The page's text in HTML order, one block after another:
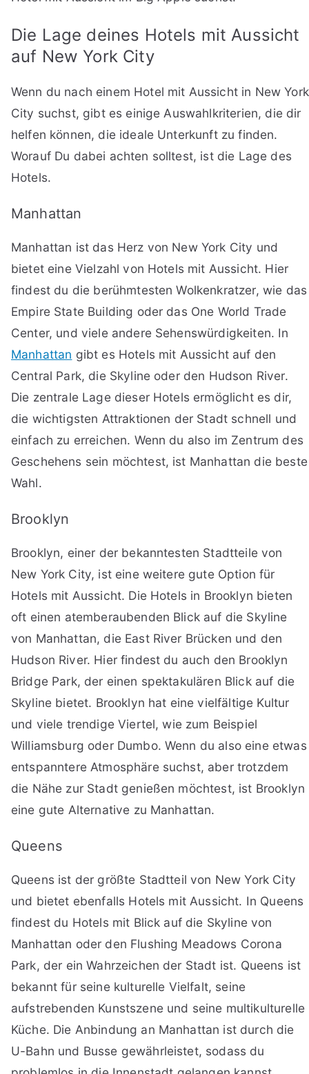
Die Lage deines Hotels mit Aussicht
auf New York City
Wenn du nach einem Hotel mit Aussicht in New York
City suchst, gibt es einige Auswahlkriterien, die dir
helfen können, die ideale Unterkunft zu finden.
Worauf Du dabei achten solltest, ist die Lage des
Hotels.
Manhattan
Manhattan ist das Herz von New York City und
bietet eine Vielzahl von Hotels mit Aussicht. Hier
findest du die berühmtesten Wolkenkratzer, wie das
Empire State Building oder das One World Trade
Center, und viele andere Sehenswürdigkeiten. In
Manhattan gibt es Hotels mit Aussicht auf den
Central Park, die Skyline oder den Hudson River.
Die zentrale Lage dieser Hotels ermöglicht es dir,
die wichtigsten Attraktionen der Stadt schnell und
einfach zu erreichen. Wenn du also im Zentrum des
Geschehens sein möchtest, ist Manhattan die beste
Wahl.
Brooklyn
Brooklyn, einer der bekanntesten Stadtteile von
New York City, ist eine weitere gute Option für
Hotels mit Aussicht. Die Hotels in Brooklyn bieten
oft einen atemberaubenden Blick auf die Skyline
von Manhattan, die East River Brücken und den
Hudson River. Hier findest du auch den Brooklyn
Bridge Park, der einen spektakulären Blick auf die
Skyline bietet. Brooklyn hat eine vielfältige Kultur
und viele trendige Viertel, wie zum Beispiel
Williamsburg oder Dumbo. Wenn du also eine etwas
entspanntere Atmosphäre suchst, aber trotzdem
die Nähe zur Stadt genießen möchtest, ist Brooklyn
eine gute Alternative zu Manhattan.
Queens
Queens ist der größte Stadtteil von New York City
und bietet ebenfalls Hotels mit Aussicht. In Queens
findest du Hotels mit Blick auf die Skyline von
Manhattan oder den Flushing Meadows Corona
Park, der ein Wahrzeichen der Stadt ist. Queens ist
bekannt für seine kulturelle Vielfalt, seine
aufstrebenden Kunstszene und seine multikulturelle
Küche. Die Anbindung an Manhattan ist durch die
U-Bahn und Busse gewährleistet, sodass du